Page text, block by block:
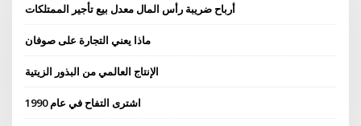
أرباح ضريبة رأس المال معدل بيع تأجير الممتلكات
ماذا يعني التجارة على صوفان
الإنتاج العالمي من البذور الزيتية
اشترى التفاح في عام 1990